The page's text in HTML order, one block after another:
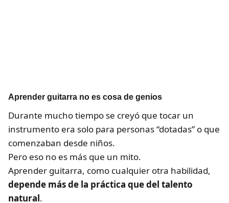
Aprender guitarra no es cosa de genios
Durante mucho tiempo se creyó que tocar un
instrumento era solo para personas “dotadas” o que
comenzaban desde niños.
Pero eso no es más que un mito.
Aprender guitarra, como cualquier otra habilidad,
depende más de la práctica que del talento
natural.